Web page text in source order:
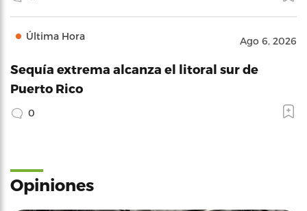
Última Hora Ago 6, 2026
Sequía extrema alcanza el litoral sur de
Puerto Rico
0
Opiniones